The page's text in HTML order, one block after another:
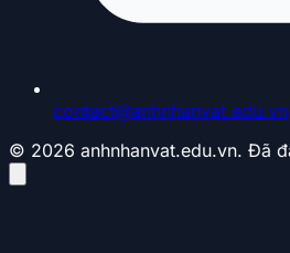
contact@anhnhanvat.edu.vn
© 2026 anhnhanvat.edu.vn. Đã